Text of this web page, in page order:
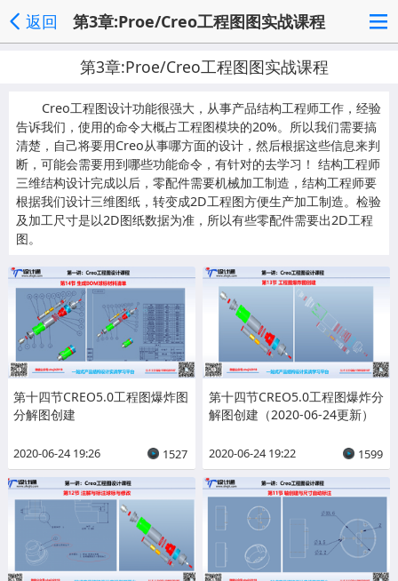
返回 第3章:Proe/Creo工程图图实战课程
第3章:Proe/Creo工程图图实战课程
Creo工程图设计功能很强大，从事产品结构工程师工作，经验
告诉我们，使用的命令大概占工程图模块的20%。所以我们需要搞
清楚，自己将要用Creo从事哪方面的设计，然后根据这些信息来判
断，可能会需要用到哪些功能命令，有针对的去学习！ 结构工程师
三维结构设计完成以后，零配件需要机械加工制造，结构工程师要
根据我们设计三维图纸，转变成2D工程图方便生产加工制造。检验
及加工尺寸是以2D图纸数据为准，所以有些零配件需要出2D工程
图。
第十四节CREO5.0工程图爆炸图
分解图创建
1527
2020-06-24 19:26
第十四节CREO5.0工程图爆炸分
解图创建（2020-06-24更新）
1599
2020-06-24 19:22